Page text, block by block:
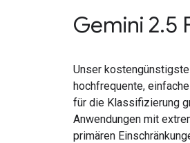
Gemini 2.5
Unser
hochfrequente,
für die Klassifizierung
Anwendungen mit
primären